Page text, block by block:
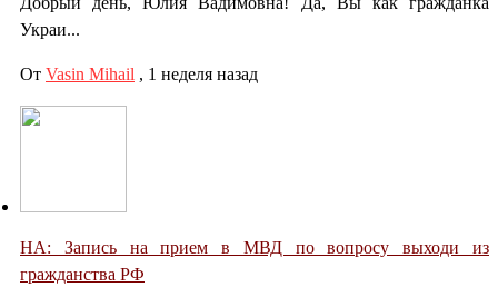
Украи...
От Vasin Mihail , 1 неделя назад
НА: Запись на прием в МВД по вопросу выходи из
гражданства РФ